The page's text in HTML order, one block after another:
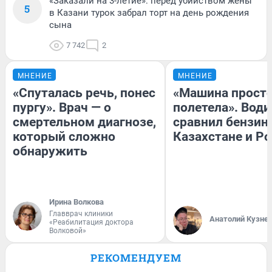
5
в Казани турок забрал торт на день рождения
сына
7 742 2
МНЕНИЕ
«Спуталась речь, понес
пургу». Врач — о
смертельном диагнозе,
который сложно
обнаружить
Ирина Волкова
Главврач клиники
«Реабилитация доктора
Волковой»
МНЕНИЕ
«Машина
полетела».
сравнил бензин
Казахстане и
Анатолий
РЕКОМЕНДУЕМ